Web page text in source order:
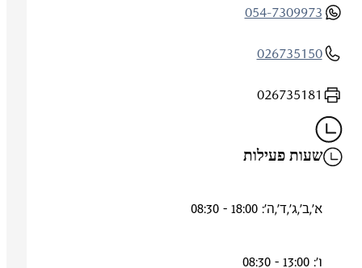
054-7309973
026735150
026735181
שעות פעילות
א',ב',ג',ד',ה': 18:00 - 08:30